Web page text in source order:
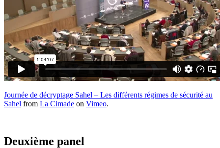
Journée de décryptage Sahel – Les différents régimes de sécurité au
Sahel from La Cimade on Vimeo.
Deuxième panel